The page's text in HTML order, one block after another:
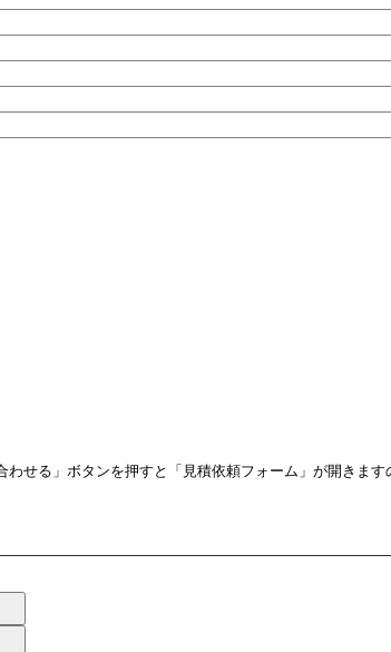
せる」ボタンを押すと「見積依頼フォーム」が開きます